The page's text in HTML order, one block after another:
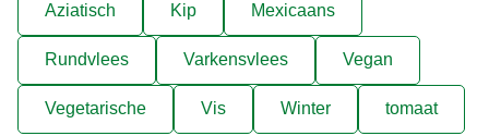
Aziatisch Kip Mexicaans
Rundvlees Varkensvlees Vegan
Vegetarische Vis Winter tomaat